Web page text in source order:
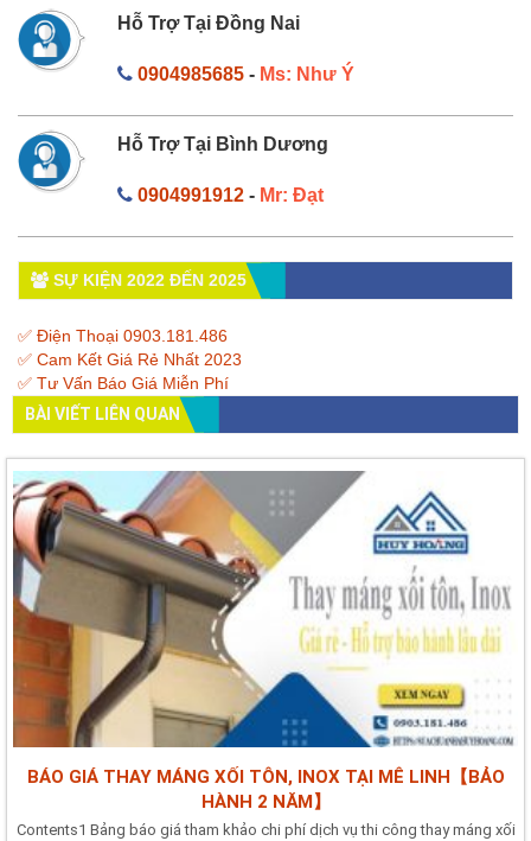
Hỗ Trợ Tại Đồng Nai
0904985685- Ms: Như Ý
Hỗ Trợ Tại Bình Dương
0904991912- Mr: Đạt
SỰ KIỆN 2022 ĐẾN 2025
✅ Điện Thoại 0903.181.486
✅ Cam Kết Giá Rẻ Nhất 2023
✅ Tư Vấn Báo Giá Miễn Phí
BÀI VIẾT LIÊN QUAN
BÁO GIÁ THAY MÁNG XỐI TÔN, INOX TẠI MÊ LINH【BẢO
HÀNH 2 NĂM】
Contents1 Bảng báo giá tham khảo chi phí dịch vụ thi công thay máng xối